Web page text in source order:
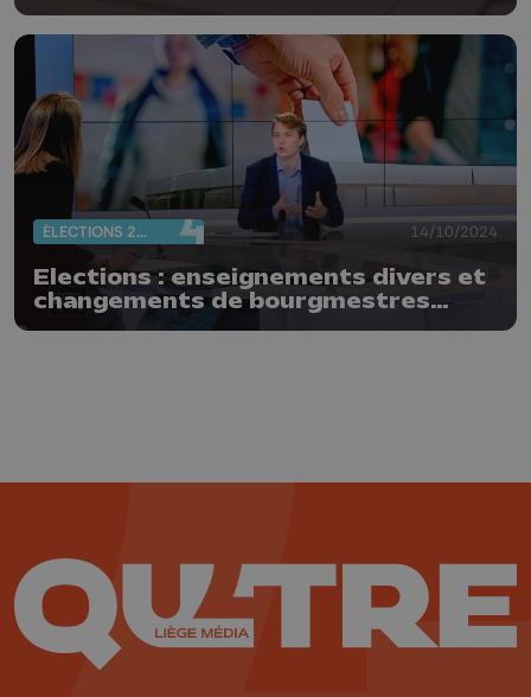
ÉLECTIONS 2024 14/10/2024
Elections : enseignements divers et
changements de bourgmestres
nombreux